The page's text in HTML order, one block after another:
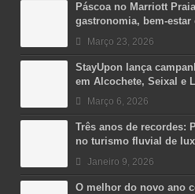
Páscoa no Marriott
gastronomia, bem-
Março 23, 2026
StayUpon lança
em Alcochete, Seixal e
Março 6, 2026
Três anos de recordes:
no turismo fluvial de
Janeiro 9, 2026
O melhor do novo ano